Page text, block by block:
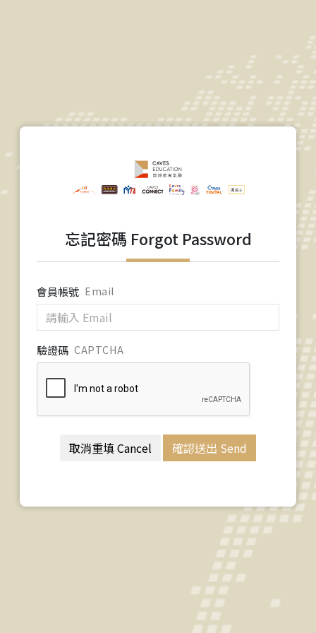
忘記密碼 Forgot Password
會員帳號 Email
驗證碼 CAPTCHA
取消重填 Cancel 確認送出 Send